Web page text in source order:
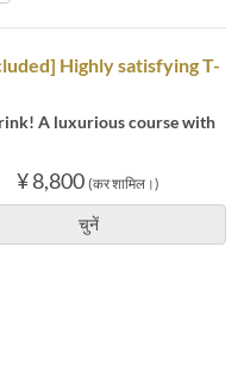
Highly satisfying T-
A luxurious course with
¥ 8,800 (कर शामिल।)
चुनें